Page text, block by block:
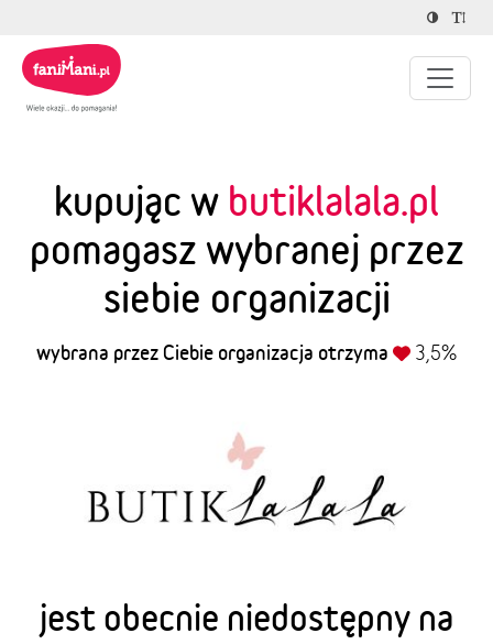
kupując w butiklalala.pl
pomagasz wybranej przez
siebie organizacji
wybrana przez Ciebie organizacja otrzyma 3,5%
jest obecnie niedostępny na